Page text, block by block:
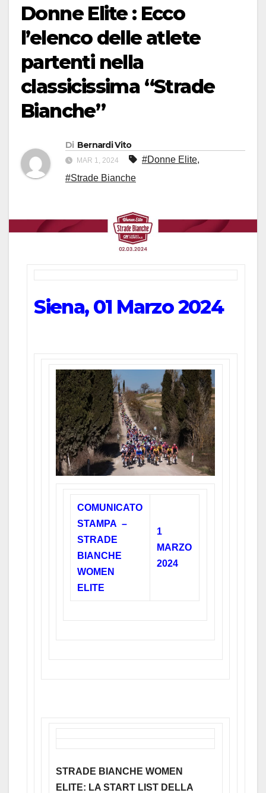
Donne Elite : Ecco
l’elenco delle atlete
partenti nella
classicissima “Strade
Bianche”
Di Bernardi Vito
MAR 1, 2024 #Donne Elite,
#Strade Bianche
Siena, 01 Marzo 2024
COMUNICATO
STAMPA –
STRADE
BIANCHE
WOMEN
ELITE
1
MARZO
2024
STRADE BIANCHE WOMEN
ELITE: LA START LIST DELLA